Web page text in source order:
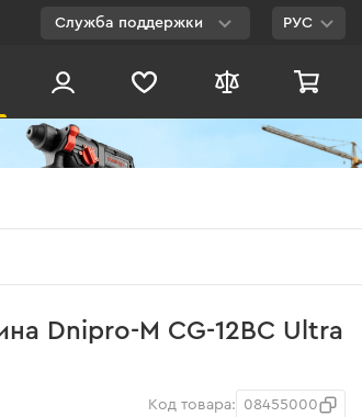
Служба поддержки
0 800 200 500
РУС
Dnipro-M СG-12BC Ultra
Код товара: 08455000